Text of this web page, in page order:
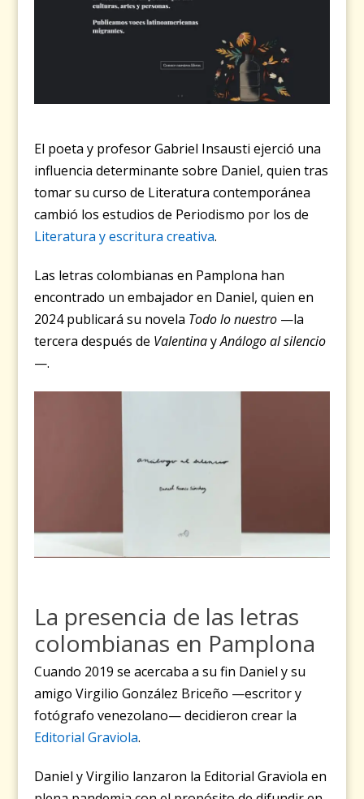
El poeta y profesor Gabriel Insausti ejerció una
influencia determinante sobre Daniel, quien tras
tomar su curso de Literatura contemporánea
cambió los estudios de Periodismo por los de
Literatura y escritura creativa.
Las letras colombianas en Pamplona han
encontrado un embajador en Daniel, quien en
2024 publicará su novela Todo lo nuestro —la
tercera después de ValentinayAnálogo al silencio
—.
La presencia de las letras
colombianas en Pamplona
Cuando 2019 se acercaba a su fin Daniel y su
amigo Virgilio González Briceño —escritor y
fotógrafo venezolano— decidieron crear la
Editorial Graviola.
Daniel y Virgilio lanzaron la Editorial Graviola en